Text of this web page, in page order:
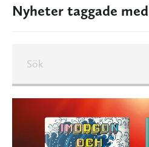
Nyheter taggade